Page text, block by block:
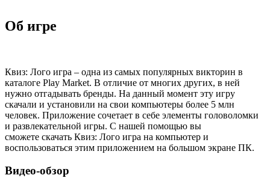
Об игре
Квиз: Лого игра – одна из самых популярных викторин в
каталоге Play Market. В отличие от многих других, в ней
нужно отгадывать бренды. На данный момент эту игру
скачали и установили на свои компьютеры более 5 млн
человек. Приложение сочетает в себе элементы головоломки
и развлекательной игры. С нашей помощью вы
сможете скачать Квиз: Лого игра на компьютер и
воспользоваться этим приложением на большом экране ПК.
Видео-обзор